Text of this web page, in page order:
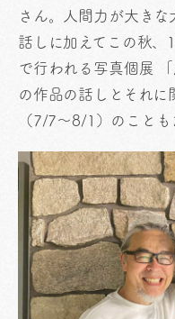
さん。人間力が大きな
話しに加えてこの秋
で行われる写真個展
の作品の話しとそれに
（7/7～8/1）のことも